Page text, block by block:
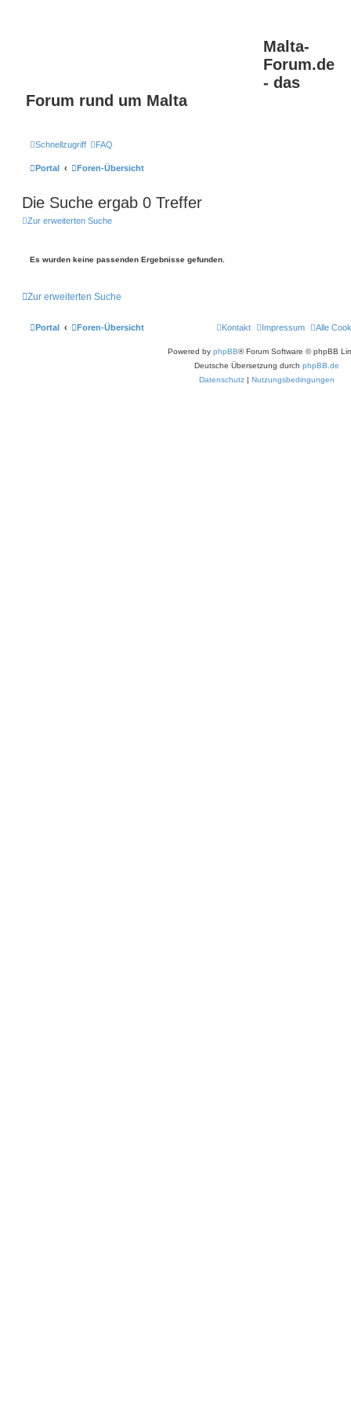
Malta-
Forum.de
- das
Forum rund um Malta
Schnellzugriff FAQ
Portal Foren-Übersicht
Die Suche ergab 0 Treffer
Zur erweiterten Suche
Es wurden keine passenden Ergebnisse gefunden.
Zur erweiterten Suche
Portal Foren-Übersicht Alle
Impressum
Kontakt
Powered by phpBB® Forum Software © phpBB
Deutsche Übersetzung durch phpBB.de
Datenschutz | Nutzungsbedingungen